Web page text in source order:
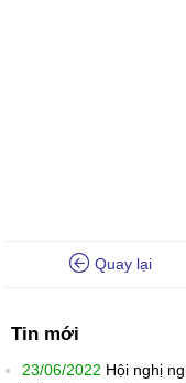
Quay lại
Tin mới
23/06/2022 Hội nghị